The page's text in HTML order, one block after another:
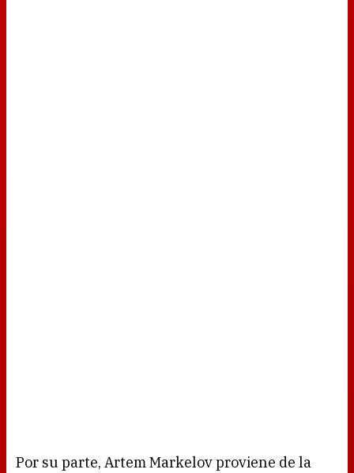
Por su parte, Artem Markelov proviene de la